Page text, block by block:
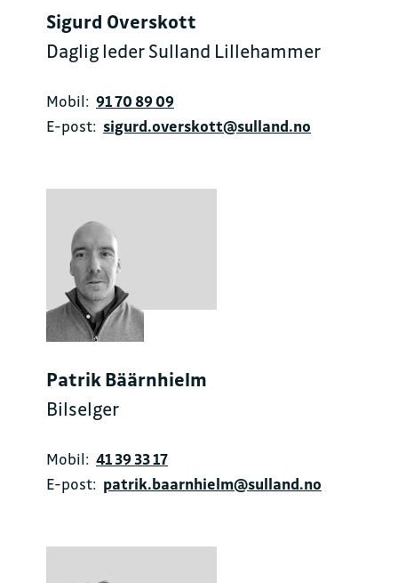
Sigurd Overskott
Daglig leder Sulland Lillehammer
Mobil: 91 70 89 09
E-post: sigurd.overskott@sulland.no
Patrik Bäärnhielm
Bilselger
Mobil: 41 39 33 17
E-post: patrik.baarnhielm@sulland.no